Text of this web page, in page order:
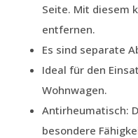
Seite. Mit diesem
entfernen.
Es sind separate
Ideal für den
Wohnwagen.
Antirheumatisch:
besondere